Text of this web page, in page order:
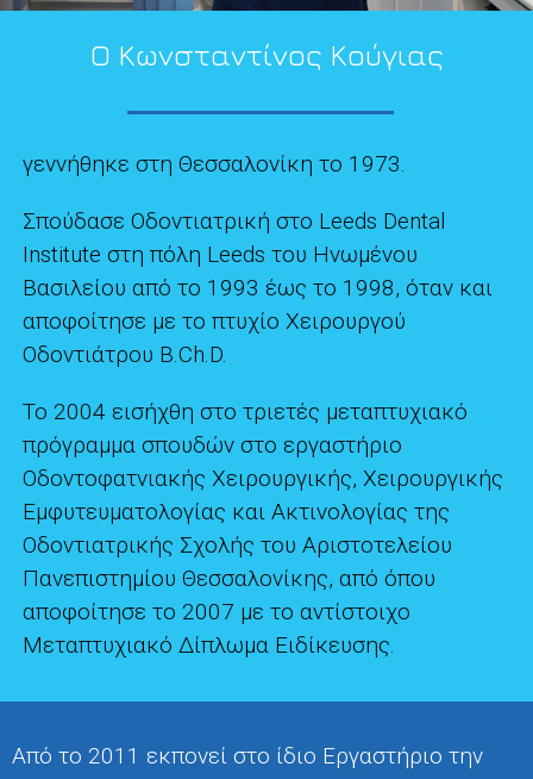
Ο Κωνσταντίνος Κούγιας
γεννήθηκε στη Θεσσαλονίκη το 1973.
Σπούδασε Οδοντιατρική στο Leeds Dental
Institute στη πόλη Leeds του Ηνωμένου
Βασιλείου από το 1993 έως το 1998, όταν και
αποφοίτησε με το πτυχίο Χειρουργού
Οδοντιάτρου B.Ch.D.
Το 2004 εισήχθη στο τριετές μεταπτυχιακό
πρόγραμμα σπουδών στο εργαστήριο
Οδοντοφατνιακής Χειρουργικής, Χειρουργικής
Εμφυτευματολογίας και Ακτινολογίας της
Οδοντιατρικής Σχολής του Αριστοτελείου
Πανεπιστημίου Θεσσαλονίκης, από όπου
αποφοίτησε το 2007 με το αντίστοιχο
Μεταπτυχιακό Δίπλωμα Ειδίκευσης.
Από το 2011 εκπονεί στο ίδιο Εργαστήριο την